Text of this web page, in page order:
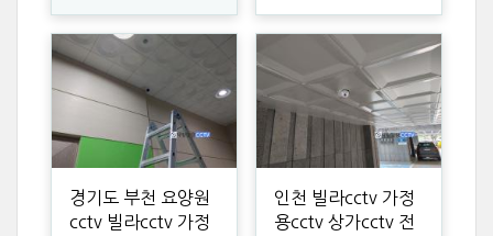
경기도 부천 요양원
cctv 빌라cctv 가정
인천 빌라cctv 가정
용cctv 상가cctv 전